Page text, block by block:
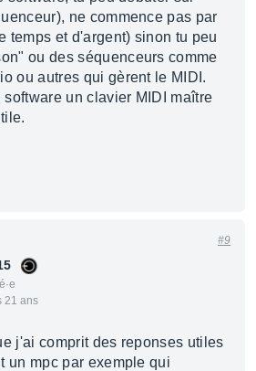
ne commence pas par
temps et d'argent) sinon tu peu
ou des séquenceurs comme
ou autres qui gèrent le MIDI.
un clavier MIDI maître
21 ans
#9
j'ai comprit des reponses utiles
un mpc par exemple qui